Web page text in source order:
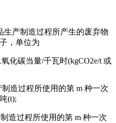
产制造过程所产生的废弃物
，单位为
化碳当量/千瓦时(kgCO2e/t 或
造过程所使用的第 m 种一次
(t);
造过程所使用的第 m 种一次